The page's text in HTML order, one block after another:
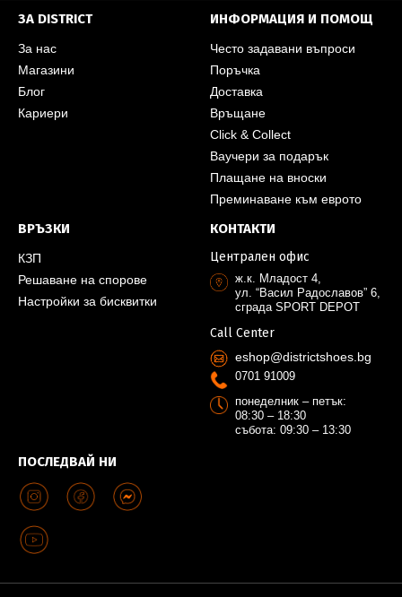
ЗА DISTRICT
За нас
Магазини
Блог
Кариери
ИНФОРМАЦИЯ И ПОМОЩ
Често задавани въпроси
Поръчка
Доставка
Връщане
Click & Collect
Ваучери за подарък
Плащане на вноски
Преминаване към еврото
ВРЪЗКИ
КЗП
Решаване на спорове
Настройки за бисквитки
ПОСЛЕДВАЙ НИ
КОНТАКТИ
Централен офис
ж.к. Младост 4,
ул. “Васил Радославов” 6,
сграда SPORT DEPOT
Call Center
eshop@districtshoes.bg
0701 91009
понеделник – петък:
08:30 – 18:30
събота: 09:30 – 13:30